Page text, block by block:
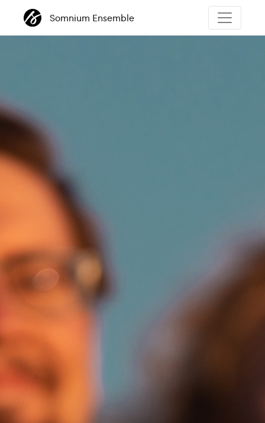
Somnium Ensemble